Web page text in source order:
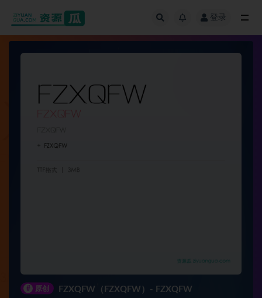
登录
# 原创 FZXQFW（FZXQFW）- FZXQFW